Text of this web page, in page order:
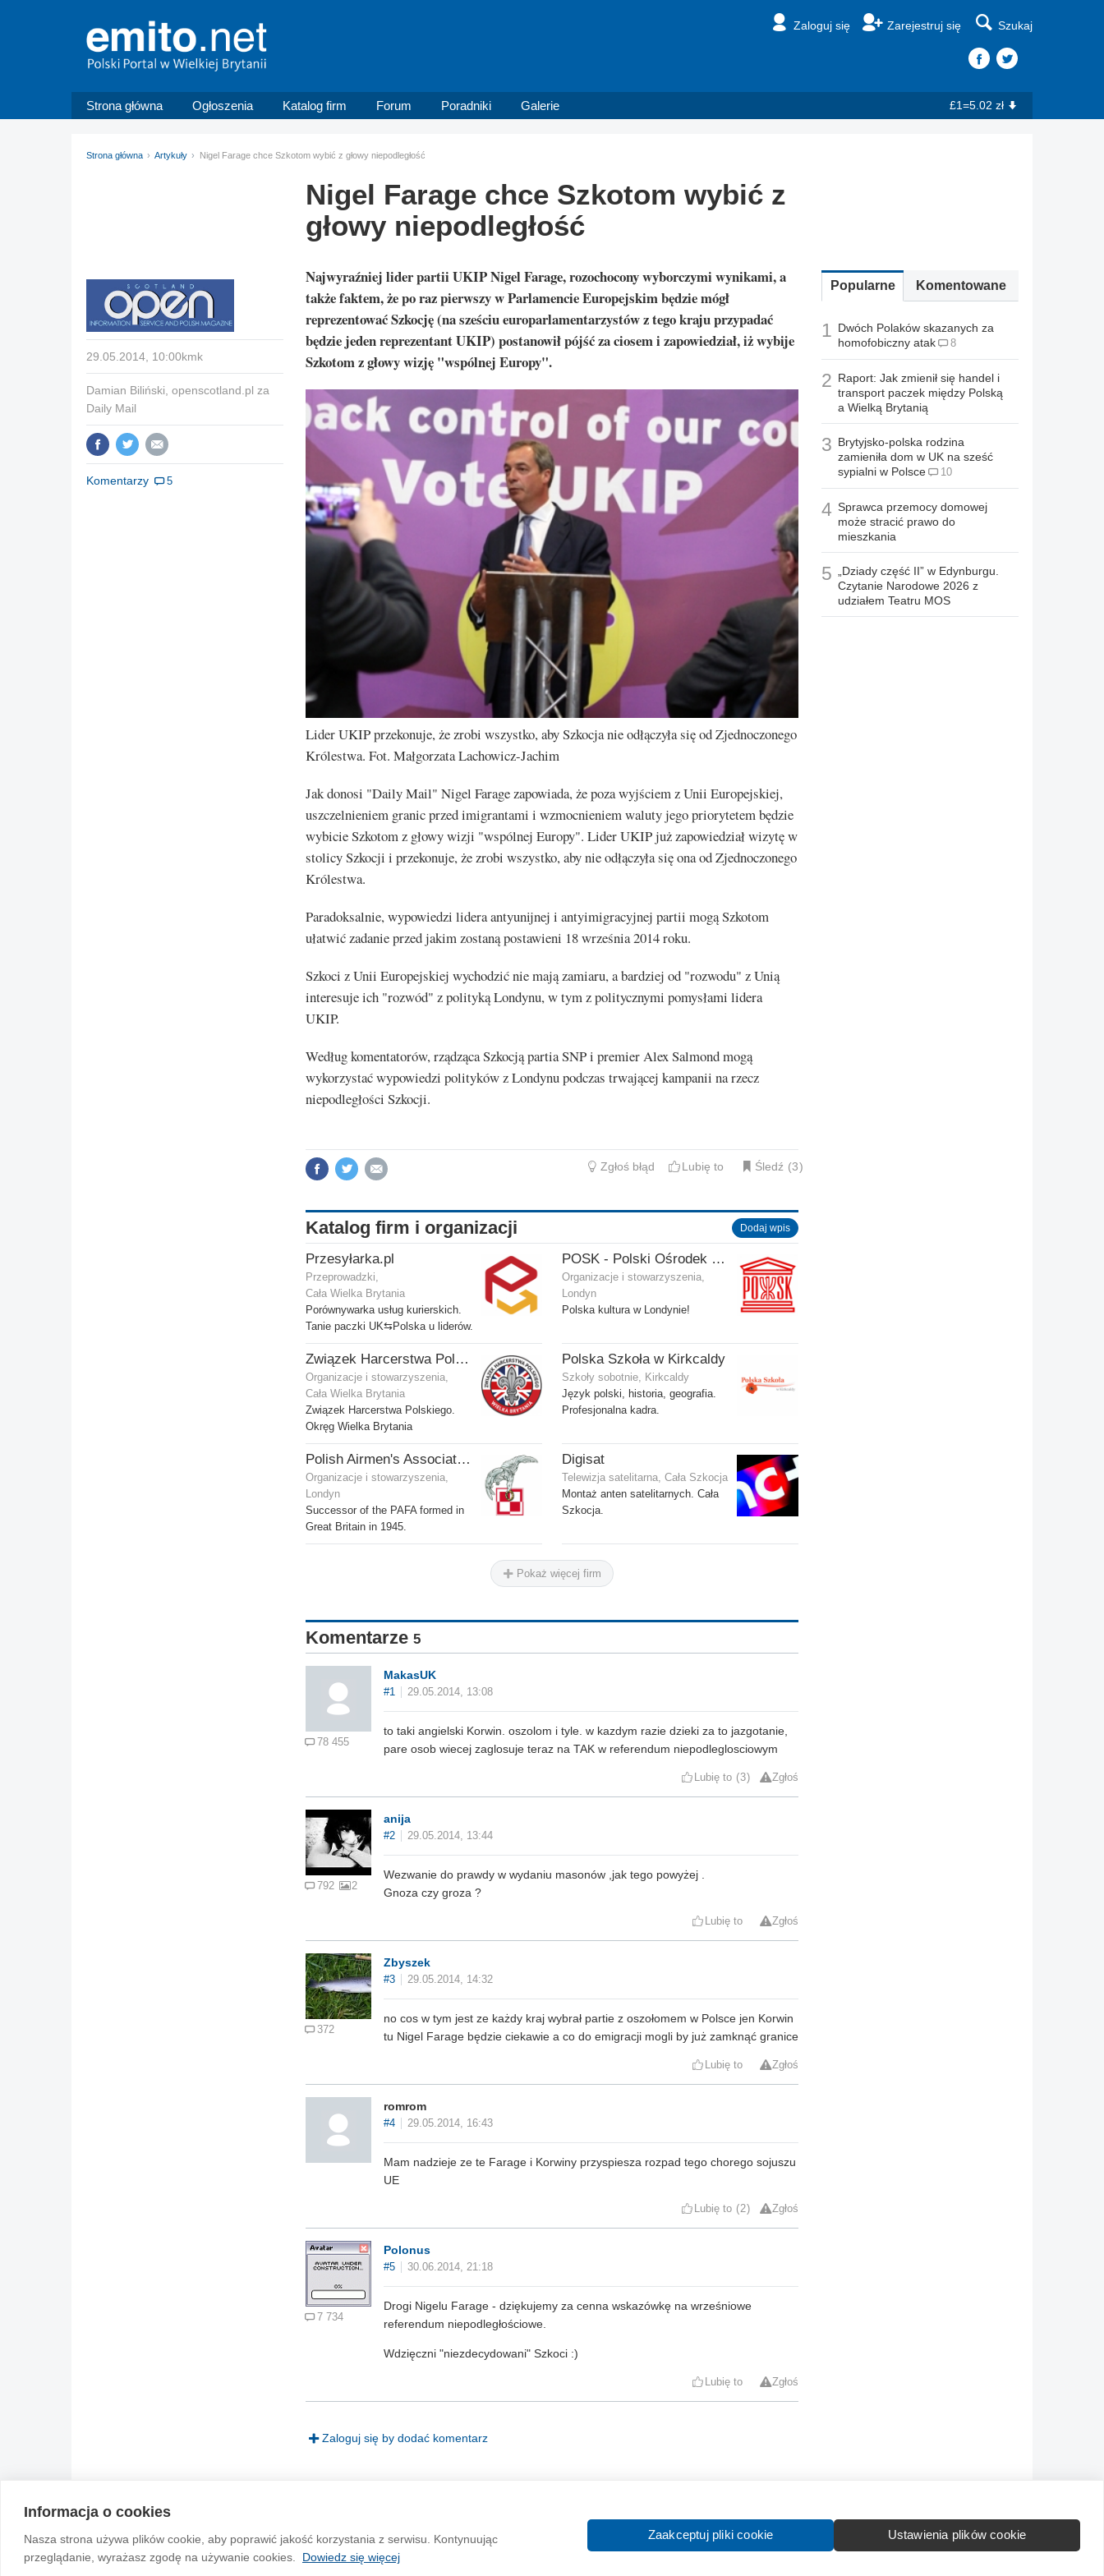
Informacja o cookies
Nasza strona używa plików cookie, aby poprawić jakość korzystania z serwisu. Kontynuując
przeglądanie, wyrażasz zgodę na używanie cookies.
Dowiedz się więcej
Zaakceptuj pliki cookie Ustawienia plików cookie
Zaloguj się Zarejestruj się Szukaj
Strona główna Ogłoszenia Katalog firm Forum Poradniki Galerie £1=5.02 zł
Strona główna Artykuły Nigel Farage chce Szkotom wybić z głowy niepodległość
Nigel Farage chce Szkotom wybić z
głowy niepodległość
29.05.2014, 10:00kmk
Damian Biliński, openscotland.pl za
Daily Mail
Komentarzy 5
Najwyraźniej lider partii UKIP Nigel Farage, rozochocony wyborczymi wynikami, a
także faktem, że po raz pierwszy w Parlamencie Europejskim będzie mógł
reprezentować Szkocję (na sześciu europarlamentarzystów z tego kraju przypadać
będzie jeden reprezentant UKIP) postanowił pójść za ciosem i zapowiedział, iż wybije
Szkotom z głowy wizję "wspólnej Europy".
Lider UKIP przekonuje, że zrobi wszystko, aby Szkocja nie odłączyła się od Zjednoczonego
Królestwa. Fot. Małgorzata Lachowicz-Jachim
Jak donosi "Daily Mail" Nigel Farage zapowiada, że poza wyjściem z Unii Europejskiej,
uszczelnieniem granic przed imigrantami i wzmocnieniem waluty jego priorytetem będzie
wybicie Szkotom z głowy wizji "wspólnej Europy". Lider UKIP już zapowiedział wizytę w
stolicy Szkocji i przekonuje, że zrobi wszystko, aby nie odłączyła się ona od Zjednoczonego
Królestwa.
Paradoksalnie, wypowiedzi lidera antyunijnej i antyimigracyjnej partii mogą Szkotom
ułatwić zadanie przed jakim zostaną postawieni 18 września 2014 roku.
Szkoci z Unii Europejskiej wychodzić nie mają zamiaru, a bardziej od "rozwodu" z Unią
interesuje ich "rozwód" z polityką Londynu, w tym z politycznymi pomysłami lidera
UKIP.
Według komentatorów, rządząca Szkocją partia SNP i premier Alex Salmond mogą
wykorzystać wypowiedzi polityków z Londynu podczas trwającej kampanii na rzecz
niepodległości Szkocji.
Popularne Komentowane
1 Dwóch Polaków skazanych za
homofobiczny atak
8
2 Raport: Jak zmienił się handel i
transport paczek między Polską
a Wielką Brytanią
3 Brytyjsko-polska rodzina
zamieniła dom w UK na sześć
sypialni w Polsce
10
4 Sprawca przemocy domowej
może stracić prawo do
mieszkania
5 „Dziady część II” w Edynburgu.
Czytanie Narodowe 2026 z
udziałem Teatru MOS
Zgłoś błąd Lubię to Śledź 3
Katalog firm i organizacji Dodaj wpis
Przesyłarka.pl
Przeprowadzki,
Cała Wielka Brytania
Porównywarka usług kurierskich.
Tanie paczki UK⇆Polska u liderów.
POSK - Polski Ośrodek Społeczno-Kulturalny
Organizacje i stowarzyszenia,
Londyn
Polska kultura w Londynie!
Związek Harcerstwa Polskiego w Wielkiej Brytanii
Organizacje i stowarzyszenia,
Cała Wielka Brytania
Związek Harcerstwa Polskiego.
Okręg Wielka Brytania
Polska Szkoła w Kirkcaldy
Szkoły sobotnie, Kirkcaldy
Język polski, historia, geografia.
Profesjonalna kadra.
Polish Airmen's Association UK - Związek Lotników Polskich WB
Organizacje i stowarzyszenia,
Londyn
Successor of the PAFA formed in
Great Britain in 1945.
Digisat
Telewizja satelitarna, Cała Szkocja
Montaż anten satelitarnych. Cała
Szkocja.
Pokaż więcej firm
Komentarze 5
78 455
MakasUK
#1 29.05.2014, 13:08
to taki angielski Korwin. oszolom i tyle. w kazdym razie dzieki za to jazgotanie,
pare osob wiecej zaglosuje teraz na TAK w referendum niepodleglosciowym
Lubię to 3 Zgłoś
792 2
anija
#2 29.05.2014, 13:44
Wezwanie do prawdy w wydaniu masonów ,jak tego powyżej .
Gnoza czy groza ?
Lubię to Zgłoś
372
Zbyszek
#3 29.05.2014, 14:32
no cos w tym jest ze każdy kraj wybrał partie z oszołomem w Polsce jen Korwin
tu Nigel Farage będzie ciekawie a co do emigracji mogli by już zamknąć granice
Lubię to Zgłoś
romrom
#4 29.05.2014, 16:43
Mam nadzieje ze te Farage i Korwiny przyspiesza rozpad tego chorego sojuszu
UE
Lubię to 2 Zgłoś
7 734
Polonus
#5 30.06.2014, 21:18
Drogi Nigelu Farage - dziękujemy za cenna wskazówkę na wrześniowe
referendum niepodległościowe.
Wdzięczni "niezdecydowani" Szkoci :)
Lubię to Zgłoś
Zaloguj się by dodać komentarz
Information in English: About Advertise Contact
© 2004-2026 Emito.net